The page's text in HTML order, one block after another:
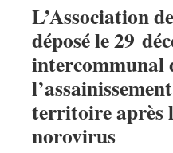
L’Association
déposé le 29
intercommunal
territoire après
norovirus